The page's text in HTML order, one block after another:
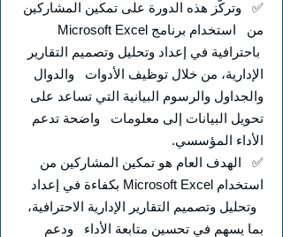
✅ وتركّز هذه الدورة على تمكين المشاركين
من استخدام برنامج Microsoft Excel
باحترافية في إعداد وتحليل وتصميم التقارير
الإدارية، من خلال توظيف الأدوات والدوال
والجداول والرسوم البيانية التي تساعد على
تحويل البيانات إلى معلومات واضحة تدعم
الأداء المؤسسي.
✅ الهدف العام هو تمكين المشاركين من
استخدام Microsoft Excel بكفاءة في إعداد
وتحليل وتصميم التقارير الإدارية الاحترافية،
بما يسهم في تحسين متابعة الأداء ودعم